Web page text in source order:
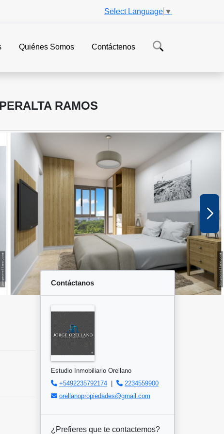
Select Language ▼
Quiénes Somos Contáctenos
RAMOS
Contáctanos
Estudio Inmobiliario Orellano
+5492235792174
2234559900
orellanopropiedades@gmail.com
¿Prefieres que te contactemos?